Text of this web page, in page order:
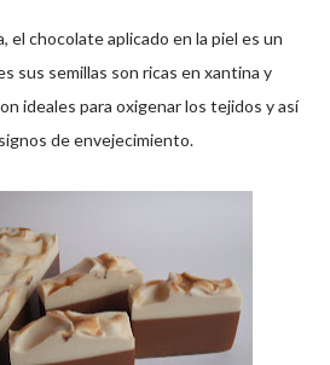
el chocolate aplicado en la piel es un
sus semillas son ricas en xantina y
ideales para oxigenar los tejidos y así
de envejecimiento.